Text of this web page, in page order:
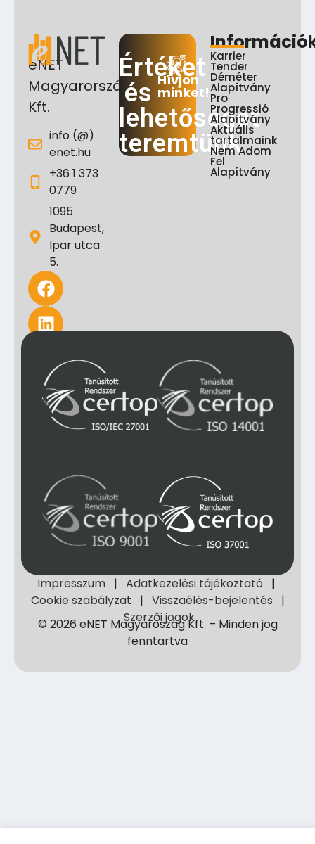
eNET
Magyarország
Kft.
info (@)
enet.hu
+36 1 373
0779
1095
Budapest,
Ipar utca
5.
Értéket
és
lehetőséget
teremtünk
Hívjon
minket!
Karrier
Tender
Déméter
Alapítvány
Pro
Progressió
Alapítvány
Aktuális
tartalmaink
Nem Adom
Fel
Alapítvány
Impresszum | Adatkezelési tájékoztató |
Cookie szabályzat | Visszaélés-bejelentés |
Szerzői jogok
© 2026 eNET Magyaroszág Kft. – Minden jog
fenntartva